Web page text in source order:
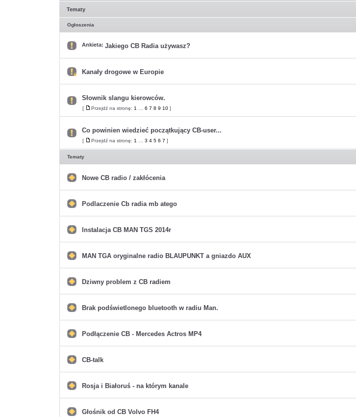
Tematy
Ogłoszenia
ma
postów
Ankieta: Jakiego CB Radia używasz?
temat
zamknięty.
Nie
można
nim
ani
edytować
postów.
Kanały drogowe w Europie
Nie
nieprzeczytanych
Słownik slangu kierowców.
[
Przejdź
na
Przejdź na stronę: 1 6 7 8 9 10]
Nie
nieprzeczytanych
postów
Co powinien wiedzieć początkujący CB-user...
[
Przejdź
na
Przejdź na stronę: 1 3 4 5 6 7 ]
Tematy
ma
postów
Nowe CB radio / zakłócenia
ma
postów
Podlaczenie Cb radia mb atego
ma
postów
Instalacja CB MAN TGS 2014r
ma
postów
MAN TGA oryginalne radio BLAUPUNKT a gniazdo AUX
ma
postów
Dziwny problem z CB radiem
ma
postów
Brak podświetlonego bluetooth w radiu Man.
ma
postów
Podłączenie CB - Mercedes Actros MP4
ma
postów
CB-talk
ma
postów
Rosja i Białoruś - na którym kanale
Głośnik od CB Volvo FH4